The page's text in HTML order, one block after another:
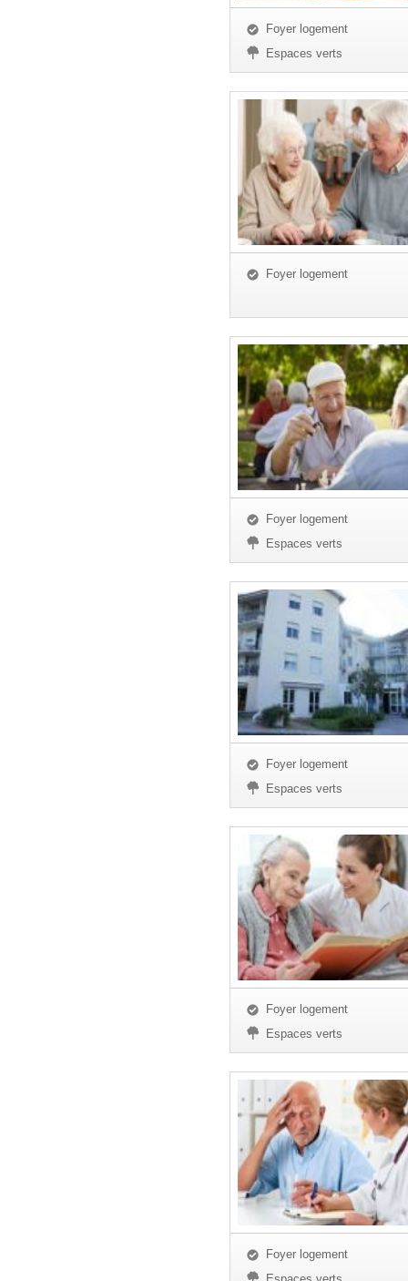
Foyer logement
Espaces verts
Foyer logement
Foyer logement
Espaces verts
Foyer logement
Espaces verts
Foyer logement
Espaces verts
Foyer logement